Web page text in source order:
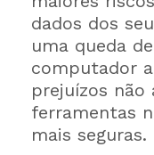
dados dos
uma queda
computador
prejuízos não
ferramentas
mais seguras.